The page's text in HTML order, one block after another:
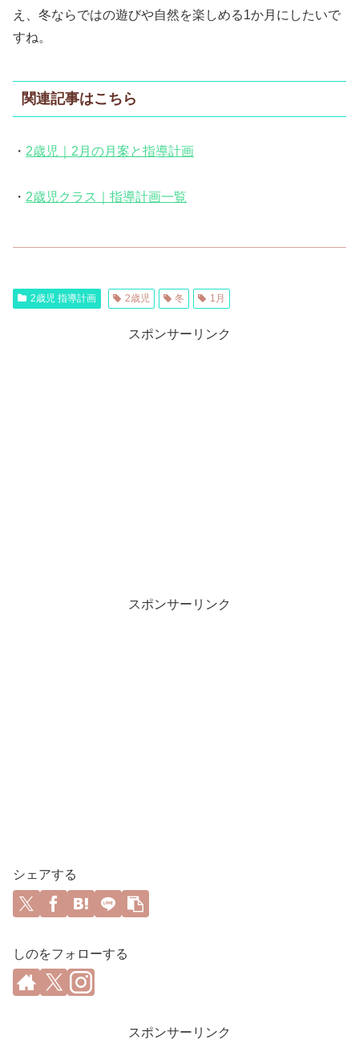
え、冬ならではの遊びや自然を楽しめる1か月にしたいで
すね。
関連記事はこちら
・ 2歳児｜2月の月案と指導計画
・ 2歳児クラス｜指導計画一覧
2歳児 指導計画 2歳児 冬 1月
スポンサーリンク
スポンサーリンク
シェアする
しのをフォローする
スポンサーリンク